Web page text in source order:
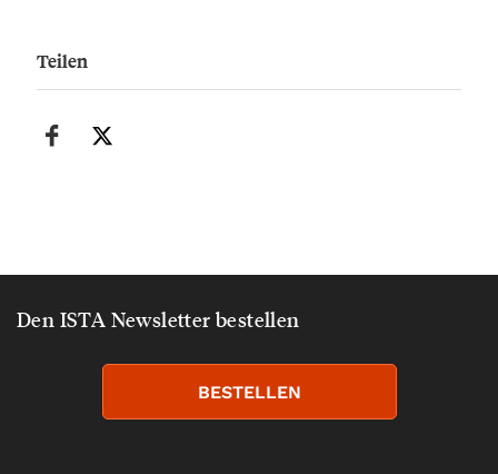
Teilen
Den ISTA Newsletter bestellen
BESTELLEN